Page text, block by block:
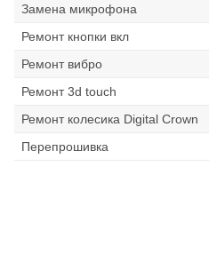
Замена микрофона
Ремонт кнопки вкл
Ремонт вибро
Ремонт 3d touch
Ремонт колесика Digital Crown
Перепрошивка